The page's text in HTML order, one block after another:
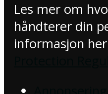
Les mer om
håndterer din
informasjon